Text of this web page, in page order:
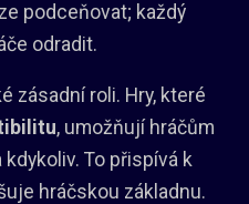
podceňovat; každý
odradit.
zásadní roli. Hry, které
, umožňují hráčům
To přispívá k
hráčskou základnu.